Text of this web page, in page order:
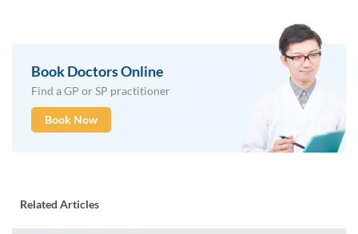
Book Doctors Online
Find a GP or SP practitioner
Book Now
Related Articles